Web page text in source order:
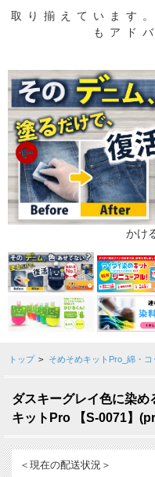
トップ > そめそめキットPro_綿・
ダスキーグレイ色に染め
キットPro 【S-0071】
＜現在の配送状況＞